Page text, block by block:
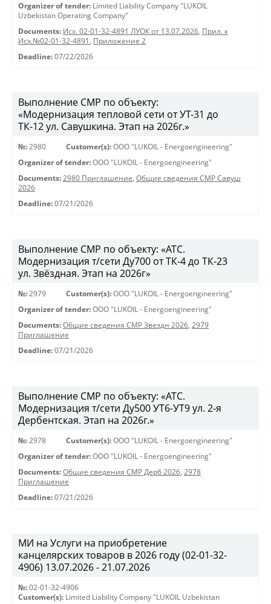
Organizer of tender: Limited Liability Company "LUKOIL
Uzbekistan Operating Company"
Documents: Исх. 02-01-32-4891 ЛУОК от 13.07.2026, Прил. к
Исх.№02-01-32-4891 , Приложение 2
Deadline: 07/22/2026
Выполнение СМР по объекту:
«Модернизация тепловой сети от УТ-31 до
ТК-12 ул. Савушкина. Этап на 2026г.»
№: 2980 Customer(s): OOO "LUKOIL - Energoengineering"
Organizer of tender: OOO "LUKOIL - Energoengineering"
Documents: 2980 Приглашение, Общие сведения СМР Савуш
2026
Deadline: 07/21/2026
Выполнение СМР по объекту: «АТС.
Модернизация т/сети Ду700 от ТК-4 до ТК-23
ул. Звёздная. Этап на 2026г»
№: 2979 Customer(s): OOO "LUKOIL - Energoengineering"
Organizer of tender: OOO "LUKOIL - Energoengineering"
Documents: Общие сведения СМР Звездн 2026, 2979
Приглашение
Deadline: 07/21/2026
Выполнение СМР по объекту: «АТС.
Модернизация т/сети Ду500 УТ6-УТ9 ул. 2-я
Дербентская. Этап на 2026г.»
№: 2978 Customer(s): OOO "LUKOIL - Energoengineering"
Organizer of tender: OOO "LUKOIL - Energoengineering"
Documents: Общие сведения СМР Дерб 2026, 2978
Приглашение
Deadline: 07/21/2026
МИ на Услуги на приобретение
канцелярских товаров в 2026 году (02-01-32-
4906) 13.07.2026 - 21.07.2026
№: 02-01-32-4906
Customer(s): Limited Liability Company "LUKOIL Uzbekistan